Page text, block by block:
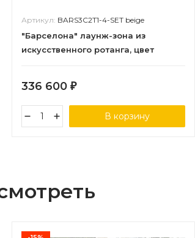
Артикул: BARS3C2T1-4-SET beige
"Барселона" лаунж-зона из
искусственного ротанга, цвет
336 600 ₽
В корзину